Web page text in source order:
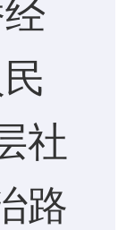
社
路